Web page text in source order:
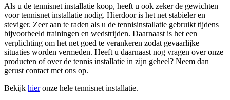
Als u de tennisnet installatie koop, heeft u ook zeker de gewichten
voor tennisnet installatie nodig. Hierdoor is het net stabieler en
steviger. Zeer aan te raden als u de tennisinstallatie gebruikt tijdens
bijvoorbeeld trainingen en wedstrijden. Daarnaast is het een
verplichting om het net goed te verankeren zodat gevaarlijke
situaties worden vermeden. Heeft u daarnaast nog vragen over onze
producten of over de tennis installatie in zijn geheel? Neem dan
gerust contact met ons op.
Bekijk hieronze hele tennisnet installatie.